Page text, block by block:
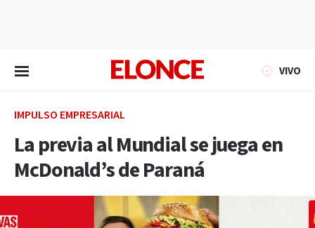
VIVO
IMPULSO EMPRESARIAL
La previa al Mundial se juega en
McDonald’s de Paraná